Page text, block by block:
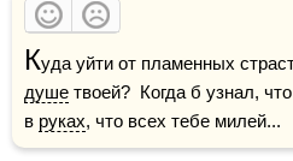
К
душе твоей?  Когда б узнал,
в руках, что всех тебе милей...